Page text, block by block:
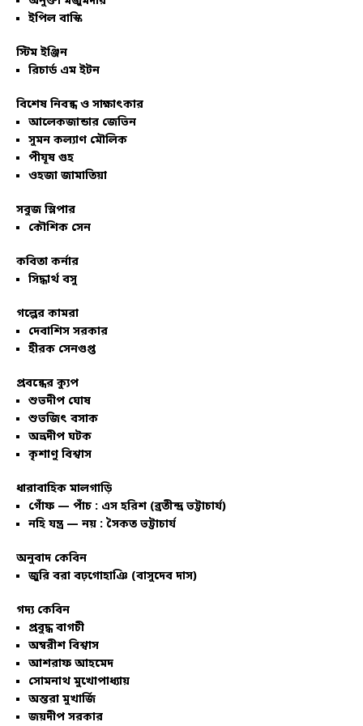
ইপিল বাস্কি
স্টিম ইঞ্জিন
রিচার্ড এম ইটন
বিশেষ নিবন্ধ ও সাক্ষাৎকার
আলেকজান্ডার জেভিন
সুমন কল্যাণ মৌলিক
পীযূষ গুহ
ওহজা জামাতিয়া
সবুজ স্লিপার
কৌশিক সেন
কবিতা কর্নার
সিদ্ধার্থ বসু
গল্পের কামরা
দেবাশিস সরকার
হীরক সেনগুপ্ত
প্রবন্ধের ক্যুপ
শুভদীপ ঘোষ
শুভজিৎ বসাক
অভ্রদীপ ঘটক
কৃশাণু বিশ্বাস
ধারাবাহিক মালগাড়ি
গোঁফ — পাঁচ : এস হরিশ (ব্রতীন্দ্র ভট্টাচার্য)
নহি যন্ত্র — নয় : সৈকত ভট্টাচার্য
অনুবাদ কেবিন
জুরি বরা বঢ়গোহাঞি (বাসুদেব দাস)
গদ্য কেবিন
প্রবুদ্ধ বাগচী
অম্বরীশ বিশ্বাস
আশরাফ আহমেদ
সোমনাথ মুখোপাধ্যায়
অন্তরা মুখার্জি
জয়দীপ সরকার